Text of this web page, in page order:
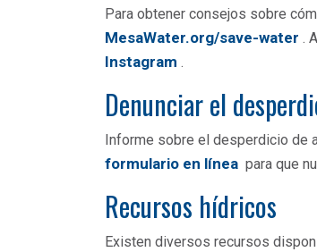
Para obtener consejos sobre
MesaWater.org/save-water .
Instagram .
Denunciar el
Informe sobre el desperdicio de
formulario en línea para que
Recursos hídricos
Existen diversos recursos